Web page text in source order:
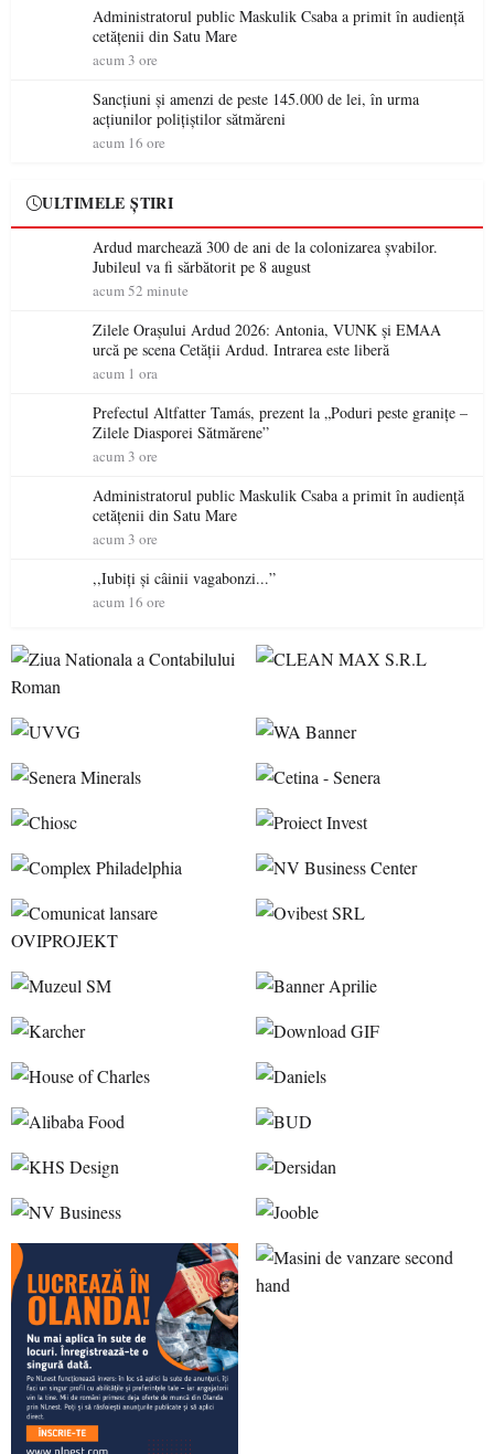
Administratorul public Maskulik Csaba a primit în audiență
cetățenii din Satu Mare
acum 3 ore
Sancțiuni și amenzi de peste 145.000 de lei, în urma
acțiunilor polițiștilor sătmăreni
acum 16 ore
ULTIMELE ȘTIRI
Ardud marchează 300 de ani de la colonizarea șvabilor.
Jubileul va fi sărbătorit pe 8 august
acum 52 minute
Zilele Orașului Ardud 2026: Antonia, VUNK și EMAA
urcă pe scena Cetății Ardud. Intrarea este liberă
acum 1 ora
Prefectul Altfatter Tamás, prezent la „Poduri peste granițe –
Zilele Diasporei Sătmărene”
acum 3 ore
Administratorul public Maskulik Csaba a primit în audiență
cetățenii din Satu Mare
acum 3 ore
,,Iubiți și câinii vagabonzi...”
acum 16 ore